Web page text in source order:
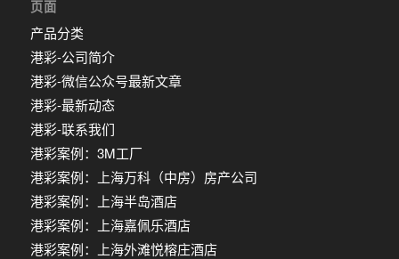
页面
产品分类
港彩-公司简介
港彩-微信公众号最新文章
港彩-最新动态
港彩-联系我们
港彩案例：3M工厂
港彩案例：上海万科（中房）房产公司
港彩案例：上海半岛酒店
港彩案例：上海嘉佩乐酒店
港彩案例：上海外滩悦榕庄酒店